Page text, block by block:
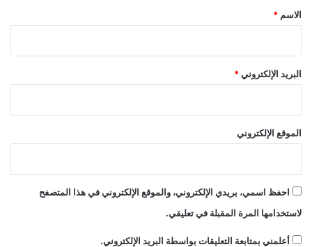
*
الاسم *
البريد الإلكتروني *
الموقع الإلكتروني
احفظ اسمي، بريدي الإلكتروني، والموقع الإلكتروني في هذا المتصفح
لاستخدامها المرة المقبلة في تعليقي.
أعلمني بمتابعة التعليقات بواسطة البريد الإلكتروني.